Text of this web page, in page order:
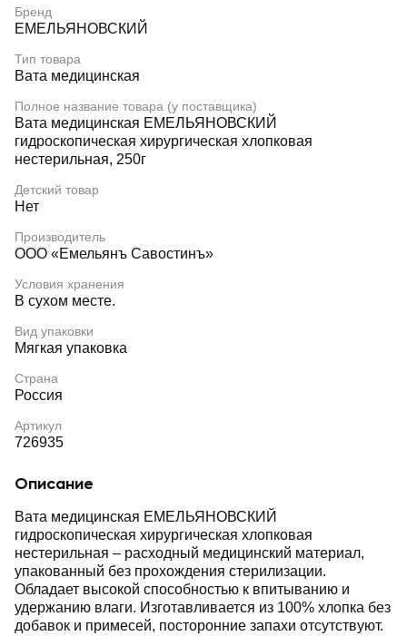
Бренд
ЕМЕЛЬЯНОВСКИЙ
Тип товара
Вата медицинская
Полное название товара (у поставщика)
Вата медицинская ЕМЕЛЬЯНОВСКИЙ
гидроскопическая хирургическая хлопковая
нестерильная, 250г
Детский товар
Нет
Производитель
ООО «Емельянъ Савостинъ»
Условия хранения
В сухом месте.
Вид упаковки
Мягкая упаковка
Страна
Россия
Артикул
726935
Описание
Вата медицинская ЕМЕЛЬЯНОВСКИЙ
гидроскопическая хирургическая хлопковая
нестерильная – расходный медицинский материал,
упакованный без прохождения стерилизации.
Обладает высокой способностью к впитыванию и
удержанию влаги. Изготавливается из 100% хлопка без
добавок и примесей, посторонние запахи отсутствуют.